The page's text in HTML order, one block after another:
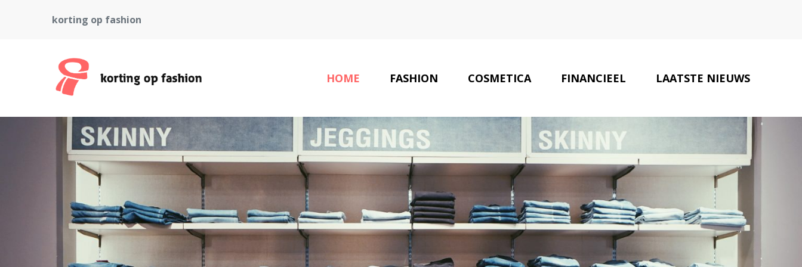
korting op fashion
HOME FASHION COSMETICA FINANCIEEL LAATSTE NIEUWS